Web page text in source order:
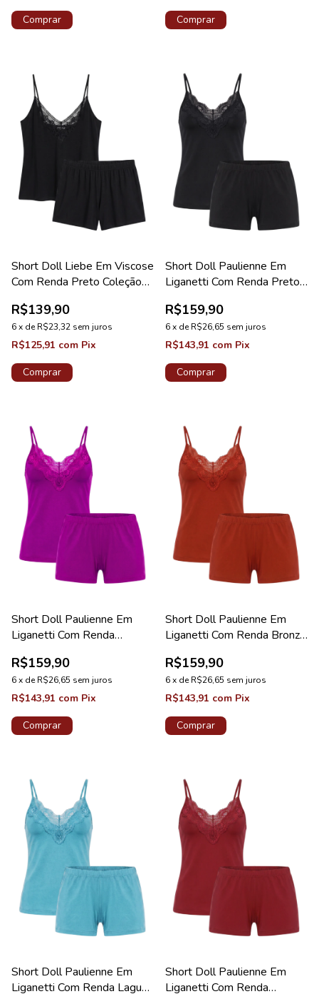
Comprar
Comprar
Short Doll Liebe Em Viscose
Com Renda Preto Coleção
R$139,90
6x deR$23,32 sem juros
R$125,91 com Pix
Comprar
Short Doll Paulienne Em
Liganetti Com Renda Preto
R$159,90
6x deR$26,65 sem juros
R$143,91 com Pix
Comprar
Short Doll Paulienne Em
Liganetti Com Renda
R$159,90
6x deR$26,65 sem juros
R$143,91 com Pix
Comprar
Short Doll Paulienne Em
Liganetti Com Renda Bronze
R$159,90
6x deR$26,65 sem juros
R$143,91 com Pix
Comprar
Short Doll Paulienne Em
Liganetti Com Renda Laguna
Short Doll Paulienne Em
Liganetti Com Renda